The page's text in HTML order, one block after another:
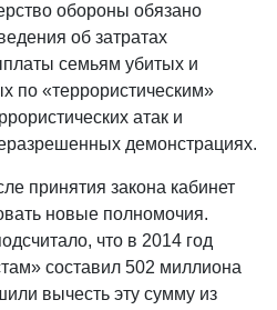
обороны обязано
об затратах
семьям убитых и
по «террористическим»
атак и
демонстрациях.
принятия закона кабинет
новые полномочия.
что в 2014 год
составил 502 миллиона
вычесть эту сумму из